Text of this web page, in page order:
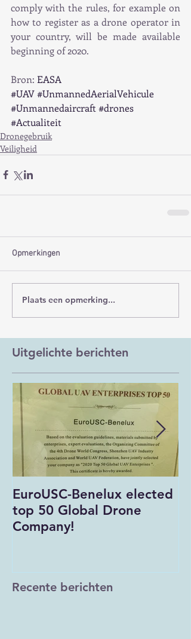
comply with the rules, for example on
how to register as a drone operator in
your country, will be made available
beginning of 2020.
Bron: EASA
#UAV#UnmannedAerialVehicule
#Unmannedaircraft #drones
#Actualiteit
Dronegebruik
Veiligheid
Opmerkingen
Plaats een opmerking...
Uitgelichte berichten
EuroUSC-Benelux elected
top 50 Global Drone
Company!
Recente berichten